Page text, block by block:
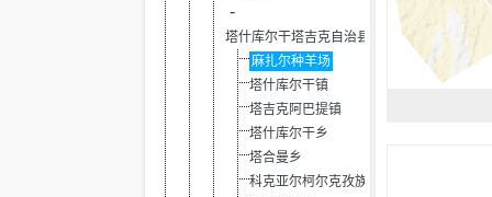
塔什库尔干塔吉克自治县
麻扎尔种羊场
塔什库尔干镇
塔吉克阿巴提镇
塔什库尔干乡
塔合曼乡
科克亚尔柯尔克孜族乡